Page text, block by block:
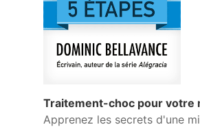
Traitement-choc pour votre
Apprenez les secrets d'une